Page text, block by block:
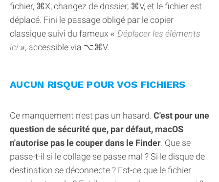
fichier, ⌘X, changez de dossier, ⌘V, et le fichier est
déplacé. Fini le passage obligé par le copier
classique suivi du fameux
Déplacer les éléments
ici
, accessible via ⌥⌘V.
AUCUN RISQUE POUR VOS FICHIERS
Ce manquement n'est pas un hasard. C'est pour une
question de sécurité que, par défaut, macOS
n'autorise pas le couper dans le Finder. Que se
passe-t-il si le collage se passe mal ? Si le disque de
destination se déconnecte ? Est-ce que le fichier